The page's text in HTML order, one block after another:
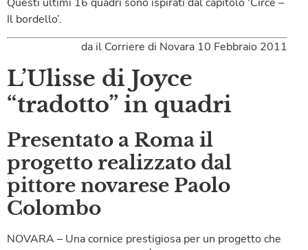
Il bordello’.
da il Corriere di Novara 10 Febbraio 2011
L’Ulisse di Joyce
“tradotto” in quadri
Presentato a Roma il
progetto realizzato dal
pittore novarese Paolo
Colombo
NOVARA – Una cornice prestigiosa per un progetto che